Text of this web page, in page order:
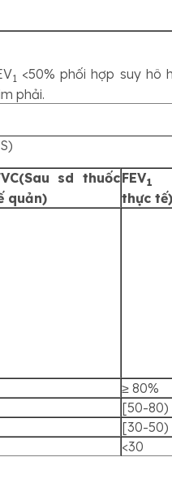
1 <50% phối hợp suy hô
phải.
sd thuốc
quản)
FEV1
thực tế)
≥ 80%
[50-80)
[30-50)
<30